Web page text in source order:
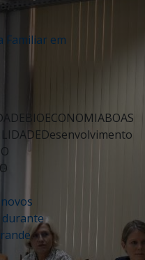
Familiar em
BIOECONOMIABOAS
Desenvolvimento
durante